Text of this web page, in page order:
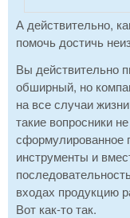
А действительно,
помочь достичь
Вы действительно
обширный, но
на все случаи
такие вопросники
сформулированное
инструменты и
входах продукцию
Вот как-то так.